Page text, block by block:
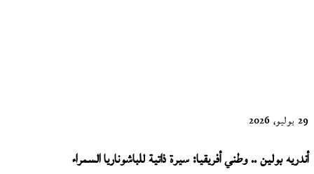
29 يوليو، 2026
أندريه بولين .. وطني أفريقيا: سيرة ذاتية للباشوناريا السمراء